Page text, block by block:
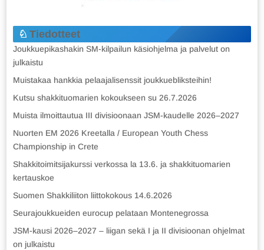
Tiedotteet
Joukkuepikashakin SM-kilpailun käsiohjelma ja palvelut on
julkaistu
Muistakaa hankkia pelaajalisenssit joukkuebliksteihin!
Kutsu shakkituomarien kokoukseen su 26.7.2026
Muista ilmoittautua III divisioonaan JSM-kaudelle 2026–2027
Nuorten EM 2026 Kreetalla / European Youth Chess
Championship in Crete
Shakkitoimitsijakurssi verkossa la 13.6. ja shakkituomarien
kertauskoe
Suomen Shakkiliiton liittokokous 14.6.2026
Seurajoukkueiden eurocup pelataan Montenegrossa
JSM-kausi 2026–2027 – liigan sekä I ja II divisioonan ohjelmat
on julkaistu